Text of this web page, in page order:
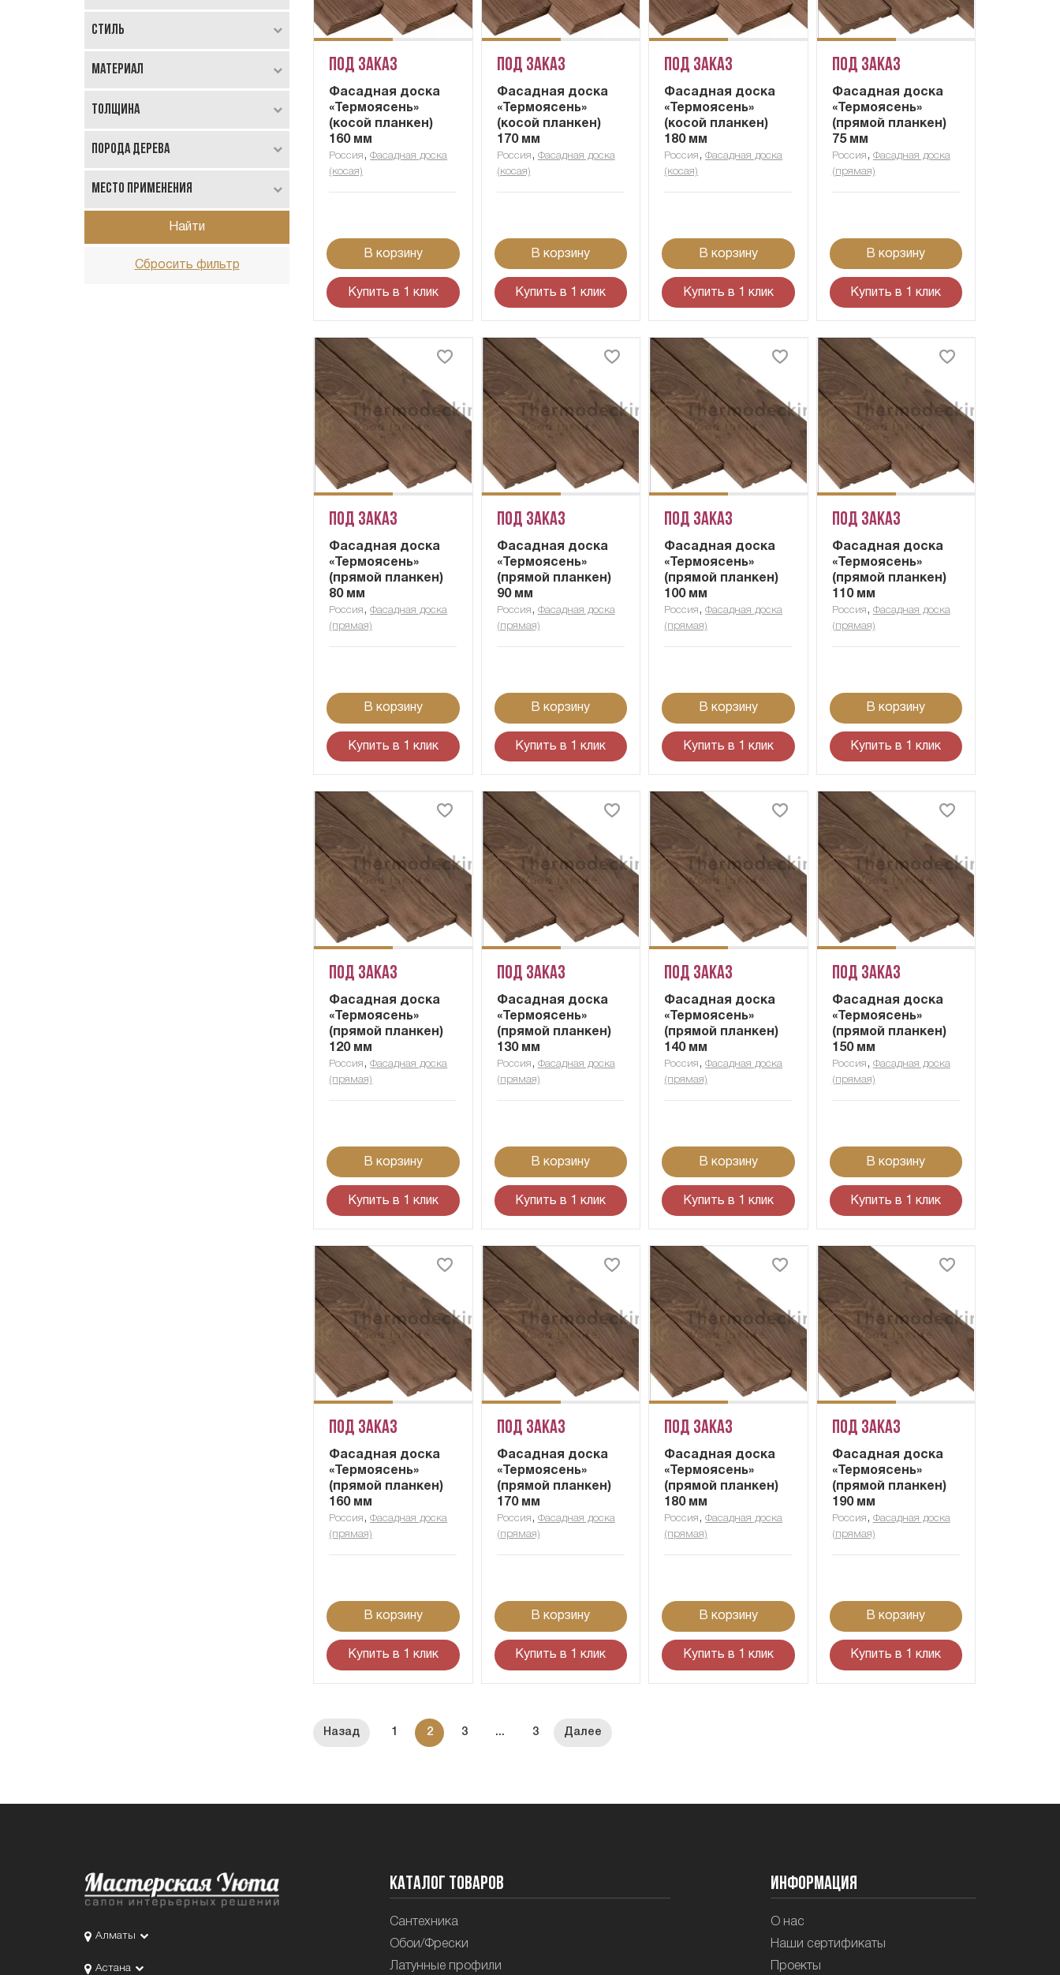
Стиль
Материал
Толщина
Порода дерева
Место применения
Найти
Сбросить фильтр
Под заказ
Фасадная доска
«Термоясень»
(косой планкен)
160 мм
Россия ,Фасадная доска
(косая)
В корзину
Купить в 1 клик
Под заказ
Фасадная доска
«Термоясень»
(косой планкен)
170 мм
Россия , Фасадная доска
(косая)
В корзину
Купить в 1 клик
Под заказ
Фасадная доска
«Термоясень»
(косой планкен)
180 мм
Россия ,Фасадная доска
(косая)
В корзину
Купить в 1 клик
Под заказ
Фасадная доска
«Термоясень»
(прямой планкен)
75 мм
Россия , Фасадная доска
(прямая)
В корзину
Купить в 1 клик
Под заказ
Фасадная доска
«Термоясень»
(прямой планкен)
80 мм
Россия ,Фасадная доска
(прямая)
В корзину
Купить в 1 клик
Под заказ
Фасадная доска
«Термоясень»
(прямой планкен)
90 мм
Россия , Фасадная доска
(прямая)
В корзину
Купить в 1 клик
Под заказ
Фасадная доска
«Термоясень»
(прямой планкен)
100 мм
Россия ,Фасадная доска
(прямая)
В корзину
Купить в 1 клик
Под заказ
Фасадная доска
«Термоясень»
(прямой планкен)
110 мм
Россия , Фасадная доска
(прямая)
В корзину
Купить в 1 клик
Под заказ
Фасадная доска
«Термоясень»
(прямой планкен)
120 мм
Россия ,Фасадная доска
(прямая)
В корзину
Купить в 1 клик
Под заказ
Фасадная доска
«Термоясень»
(прямой планкен)
130 мм
Россия , Фасадная доска
(прямая)
В корзину
Купить в 1 клик
Под заказ
Фасадная доска
«Термоясень»
(прямой планкен)
140 мм
Россия ,Фасадная доска
(прямая)
В корзину
Купить в 1 клик
Под заказ
Фасадная доска
«Термоясень»
(прямой планкен)
150 мм
Россия , Фасадная доска
(прямая)
В корзину
Купить в 1 клик
Под заказ
Фасадная доска
«Термоясень»
(прямой планкен)
160 мм
Россия ,Фасадная доска
(прямая)
В корзину
Купить в 1 клик
Под заказ
Фасадная доска
«Термоясень»
(прямой планкен)
170 мм
Россия , Фасадная доска
(прямая)
В корзину
Купить в 1 клик
Под заказ
Фасадная доска
«Термоясень»
(прямой планкен)
180 мм
Россия ,Фасадная доска
(прямая)
В корзину
Купить в 1 клик
Под заказ
Фасадная доска
«Термоясень»
(прямой планкен)
190 мм
Россия , Фасадная доска
(прямая)
В корзину
Купить в 1 клик
1 2 3 ... 3
Алматы
Астана
Каталог товаров
Сантехника
Обои/Фрески
Латунные профили
Информация
О нас
Наши сертификаты
Проекты